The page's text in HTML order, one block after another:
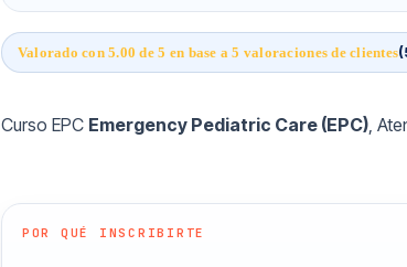
Valorado con5.00 de 5 en base a5 valoraciones de clientes(
Curso EPC Emergency Pediatric Care (EPC),
POR QUÉ INSCRIBIRTE